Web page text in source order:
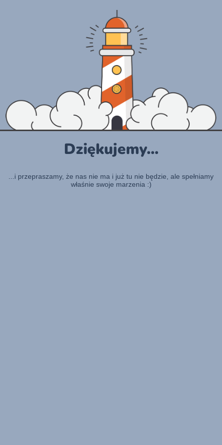
Dziękujemy...
...i przepraszamy, że nas nie ma i już tu nie będzie, ale spełniamy
właśnie swoje marzenia :)